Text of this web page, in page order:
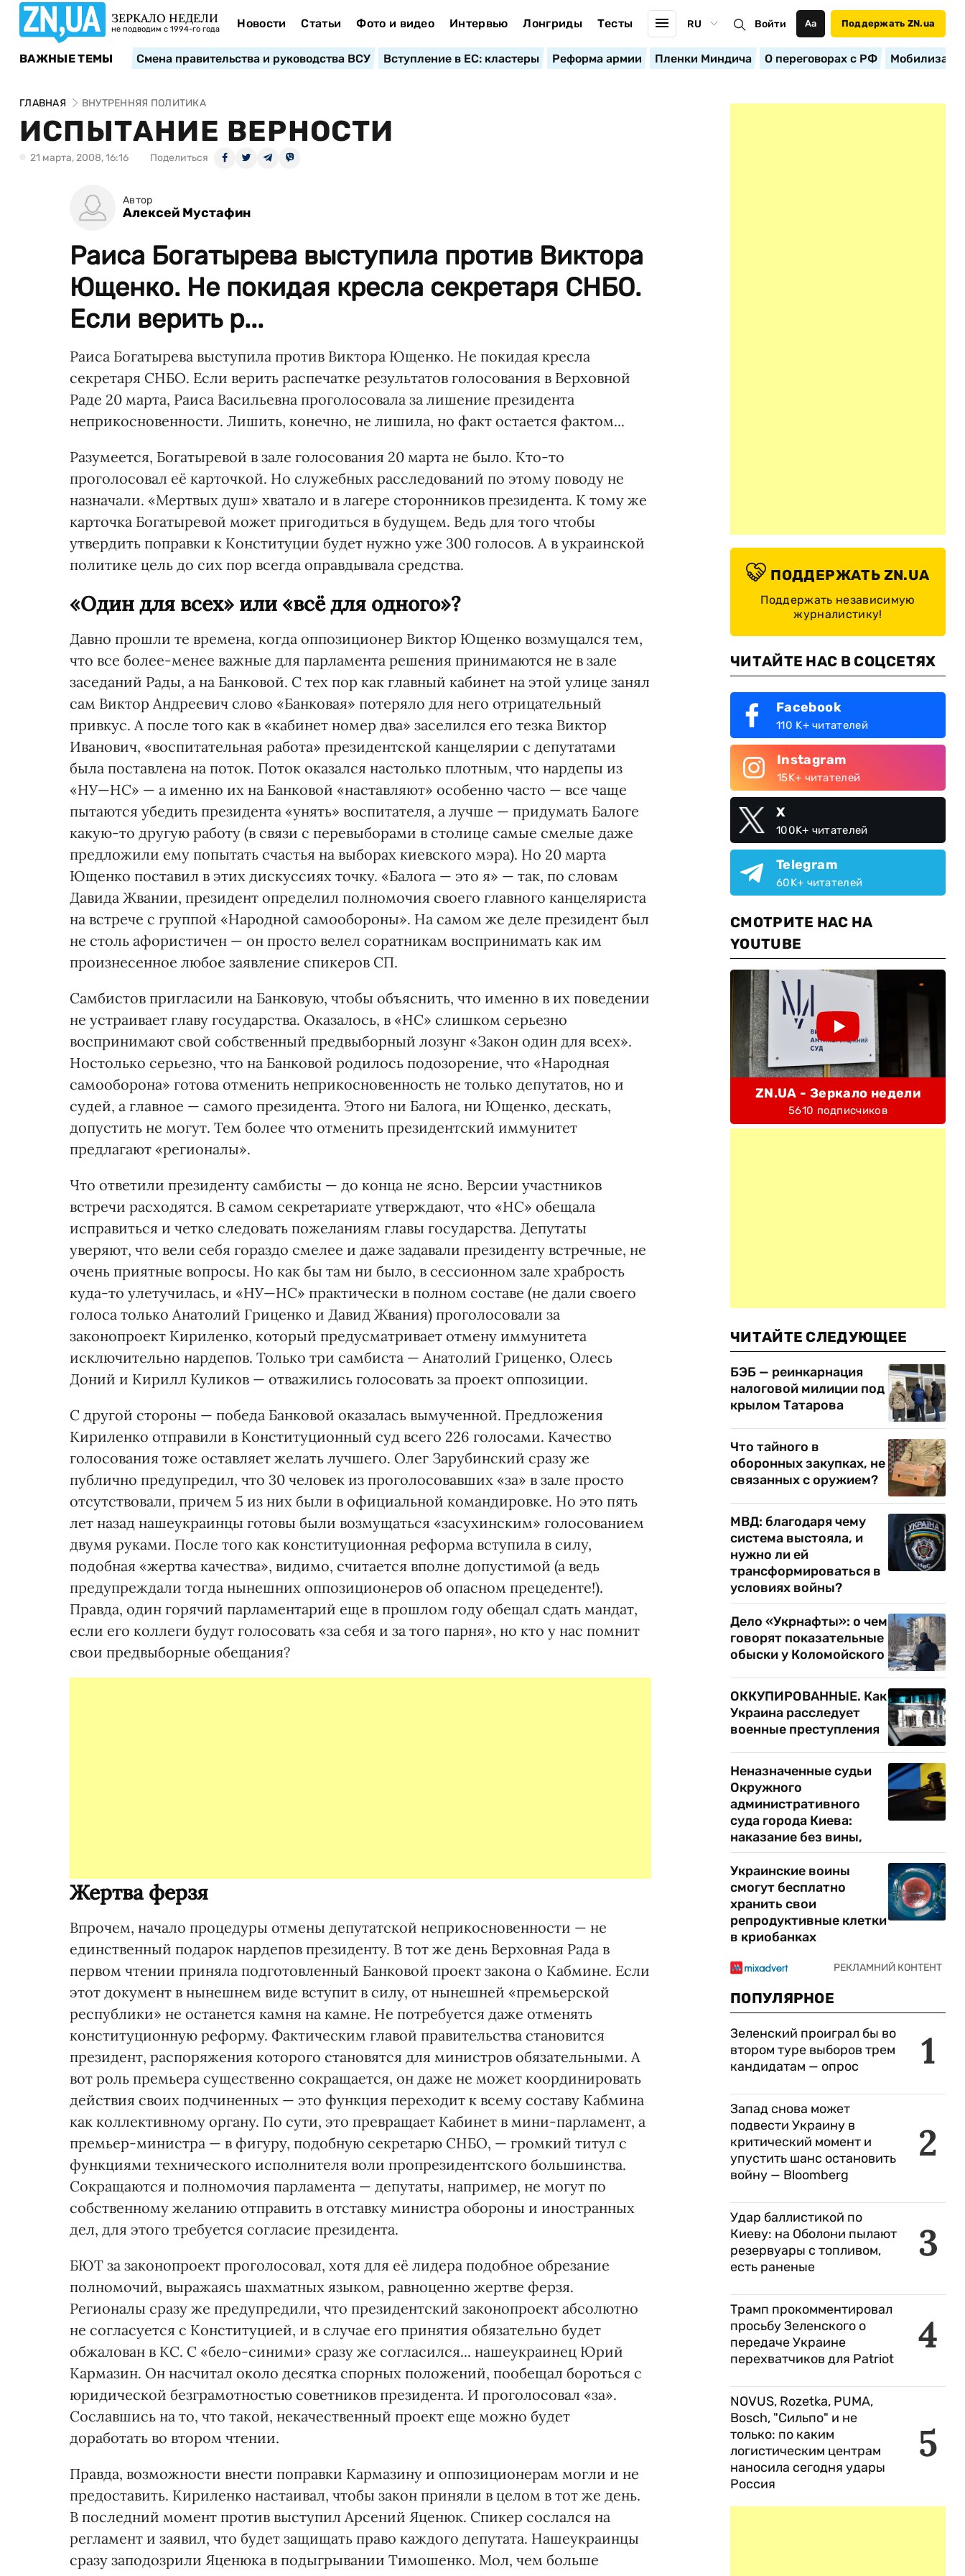
ЗЕРКАЛО НЕДЕЛИ
не подводим с 1994-го года Новости Статьи Фото и видео Интервью Лонгриды Тесты RU Войти Аа Поддержать ZN.ua
ВАЖНЫЕ ТЕМЫ Смена правительства и руководства ВСУ Вступление в ЕС: кластеры Реформа армии Пленки Миндича О переговорах с РФ
ГЛАВНАЯ ВНУТРЕННЯЯ ПОЛИТИКА
ИСПЫТАНИЕ ВЕРНОСТИ
21 марта, 2008, 16:16 Поделиться
Автор
Алексей Мустафин
Раиса Богатырева выступила против Виктора
Ющенко. Не покидая кресла секретаря СНБО.
Если верить р...
Раиса Богатырева выступила против Виктора Ющенко. Не покидая кресла
секретаря СНБО. Если верить распечатке результатов голосования в Верховной
Раде 20 марта, Раиса Васильевна проголосовала за лишение президента
неприкосновенности. Лишить, конечно, не лишила, но факт остается фактом...
Разумеется, Богатыревой в зале голосования 20 марта не было. Кто-то
проголосовал её карточкой. Но служебных расследований по этому поводу не
назначали. «Мертвых душ» хватало и в лагере сторонников президента. К тому же
карточка Богатыревой может пригодиться в будущем. Ведь для того чтобы
утвердить поправки к Конституции будет нужно уже 300 голосов. А в украинской
политике цель до сих пор всегда оправдывала средства.
«Один для всех» или «всё для одного»?
Давно прошли те времена, когда оппозиционер Виктор Ющенко возмущался тем,
что все более-менее важные для парламента решения принимаются не в зале
заседаний Рады, а на Банковой. С тех пор как главный кабинет на этой улице занял
сам Виктор Андреевич слово «Банковая» потеряло для него отрицательный
привкус. А после того как в «кабинет номер два» заселился его тезка Виктор
Иванович, «воспитательная работа» президентской канцелярии с депутатами
была поставлена на поток. Поток оказался настолько плотным, что нардепы из
«НУ—НС» — а именно их на Банковой «наставляют» особенно часто — все чаще
пытаются убедить президента «унять» воспитателя, а лучше — придумать Балоге
какую-то другую работу (в связи с перевыборами в столице самые смелые даже
предложили ему попытать счастья на выборах киевского мэра). Но 20 марта
Ющенко поставил в этих дискуссиях точку. «Балога — это я» — так, по словам
Давида Жвании, президент определил полномочия своего главного канцеляриста
на встрече с группой «Народной самообороны». На самом же деле президент был
не столь афористичен — он просто велел соратникам воспринимать как им
произнесенное любое заявление спикеров СП.
Самбистов пригласили на Банковую, чтобы объяснить, что именно в их поведении
не устраивает главу государства. Оказалось, в «НС» слишком серьезно
воспринимают свой собственный предвыборный лозунг «Закон один для всех».
Ностолько серьезно, что на Банковой родилось подозорение, что «Народная
самооборона» готова отменить неприкосновенность не только депутатов, но и
судей, а главное — самого президента. Этого ни Балога, ни Ющенко, дескать,
допустить не могут. Тем более что отменить президентский иммунитет
предлагают «регионалы».
Что ответили президенту самбисты — до конца не ясно. Версии участников
встречи расходятся. В самом секретариате утверждают, что «НС» обещала
исправиться и четко следовать пожеланиям главы государства. Депутаты
уверяют, что вели себя гораздо смелее и даже задавали президенту встречные, не
очень приятные вопросы. Но как бы там ни было, в сессионном зале храбрость
куда-то улетучилась, и «НУ—НС» практически в полном составе (не дали своего
голоса только Анатолий Гриценко и Давид Жвания) проголосовали за
законопроект Кириленко, который предусматривает отмену иммунитета
исключительно нардепов. Только три самбиста — Анатолий Гриценко, Олесь
Доний и Кирилл Куликов — отважились голосовать за проект оппозиции.
С другой стороны — победа Банковой оказалась вымученной. Предложения
Кириленко отправили в Конституционный суд всего 226 голосами. Качество
голосования тоже оставляет желать лучшего. Олег Зарубинский сразу же
публично предупредил, что 30 человек из проголосовавших «за» в зале просто
отсутствовали, причем 5 из них были в официальной командировке. Но это пять
лет назад нашеукраинцы готовы были возмущаться «засухинским» голосованием
двумя руками. После того как конституционная реформа вступила в силу,
подобная «жертва качества», видимо, считается вполне допустимой (а ведь
предупреждали тогда нынешних оппозиционеров об опасном прецеденте!).
Правда, один горячий парламентарий еще в прошлом году обещал сдать мандат,
если его коллеги будут голосовать «за себя и за того парня», но кто у нас помнит
свои предвыборные обещания?
Жертва ферзя
Впрочем, начало процедуры отмены депутатской неприкосновенности — не
единственный подарок нардепов президенту. В тот же день Верховная Рада в
первом чтении приняла подготовленный Банковой проект закона о Кабмине. Если
этот документ в нынешнем виде вступит в силу, от нынешней «премьерской
республики» не останется камня на камне. Не потребуется даже отменять
конституционную реформу. Фактическим главой правительства становится
президент, распоряжения которого становятся для министров обязательными. А
вот роль премьера существенно сокращается, он даже не может координировать
действия своих подчиненных — это функция переходит к всему составу Кабмина
как коллективному органу. По сути, это превращает Кабинет в мини-парламент, а
премьер-министра — в фигуру, подобную секретарю СНБО, — громкий титул с
функциями технического исполнителя воли пропрезидентского большинства.
Сокращаются и полномочия парламента — депутаты, например, не могут по
собственному желанию отправить в отставку министра обороны и иностранных
дел, для этого требуется согласие президента.
БЮТ за законопроект проголосовал, хотя для её лидера подобное обрезание
полномочий, выражаясь шахматных языком, равноценно жертве ферзя.
Регионалы сразу же предупредили, что президентский законопроект абсолютно
не согласуется с Конституцией, и в случае его принятия обязательно будет
обжалован в КС. С «бело-синими» сразу же согласился... нашеукраинец Юрий
Кармазин. Он насчитал около десятка спорных положений, пообещал бороться с
юридической безграмотностью советников президента. И проголосовал «за».
Сославшись на то, что такой, некачественный проект еще можно будет
доработать во втором чтении.
Правда, возможности внести поправки Кармазину и оппозиционерам могли и не
предоставить. Кириленко настаивал, чтобы закон приняли в целом в тот же день.
В последний момент против выступил Арсений Яценюк. Спикер сослался на
регламент и заявил, что будет защищать право каждого депутата. Нашеукраинцы
сразу заподозрили Яценюка в подыгрывании Тимошенко. Мол, чем больше
ПОДДЕРЖАТЬ ZN.UA
Поддержать независимую
журналистику!
ЧИТАЙТЕ НАС В СОЦСЕТЯХ
Facebook
110 K+ читателей
Instagram
15K+ читателей
X
100K+ читателей
Telegram
60K+ читателей
СМОТРИТЕ НАС НА
YOUTUBE
ZN.UA - Зеркало недели
5610 подписчиков
ЧИТАЙТЕ СЛЕДУЮЩЕЕ
БЭБ — реинкарнация
налоговой милиции под
крылом Татарова
Что тайного в
оборонных закупках, не
связанных с оружием?
МВД: благодаря чему
система выстояла, и
нужно ли ей
трансформироваться в
условиях войны?
Дело «Укрнафты»: о чем
говорят показательные
обыски у Коломойского
ОККУПИРОВАННЫЕ. Как
Украина расследует
военные преступления
Неназначенные судьи
Окружного
административного
суда города Киева:
наказание без вины,
Украинские воины
смогут бесплатно
хранить свои
репродуктивные клетки
в криобанках
ПОПУЛЯРНОЕ
1
Зеленский проиграл бы во
втором туре выборов трем
кандидатам — опрос
2
Запад снова может
подвести Украину в
критический момент и
упустить шанс остановить
войну — Bloomberg
3
Удар баллистикой по
Киеву: на Оболони пылают
резервуары с топливом,
есть раненые
4
Трамп прокомментировал
просьбу Зеленского о
передаче Украине
перехватчиков для Patriot
5
NOVUS, Rozetka, PUMA,
Bosch, "Сильпо" и не
только: по каким
логистическим центрам
наносила сегодня удары
Россия